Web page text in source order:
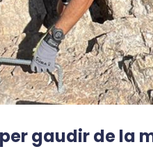
gaudir de la